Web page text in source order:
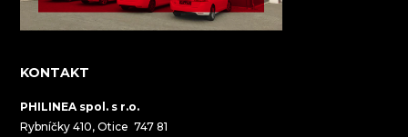
KONTAKT
PHILINEA spol. s r.o.
Rybníčky 410, Otice 747 81